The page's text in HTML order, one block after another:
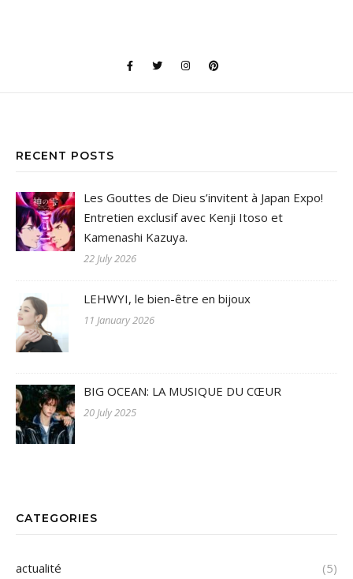
RECENT POSTS
Les Gouttes de Dieu s’invitent à Japan Expo!
Entretien exclusif avec Kenji Itoso et
Kamenashi Kazuya.
22 July 2026
LEHWYI, le bien-être en bijoux
11 January 2026
BIG OCEAN: LA MUSIQUE DU CŒUR
20 July 2025
CATEGORIES
actualité (5)